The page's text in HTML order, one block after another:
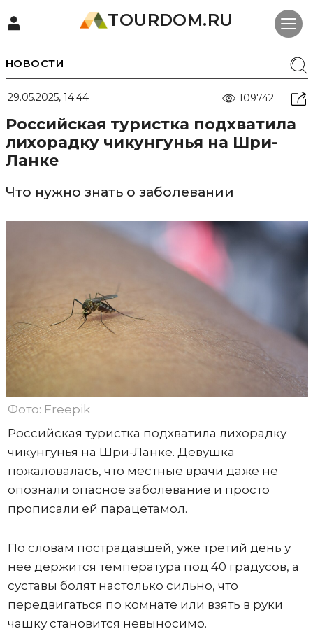
TOURDOM.RU
НОВОСТИ
29.05.2025, 14:44 109742
Российская туристка подхватила
лихорадку чикунгунья на Шри-
Ланке
Что нужно знать о заболевании
Фото: Freepik
Российская туристка подхватила лихорадку
чикунгунья на Шри-Ланке. Девушка
пожаловалась, что местные врачи даже не
опознали опасное заболевание и просто
прописали ей парацетамол.
По словам пострадавшей, уже третий день у
нее держится температура под 40 градусов, а
суставы болят настолько сильно, что
передвигаться по комнате или взять в руки
чашку становится невыносимо.